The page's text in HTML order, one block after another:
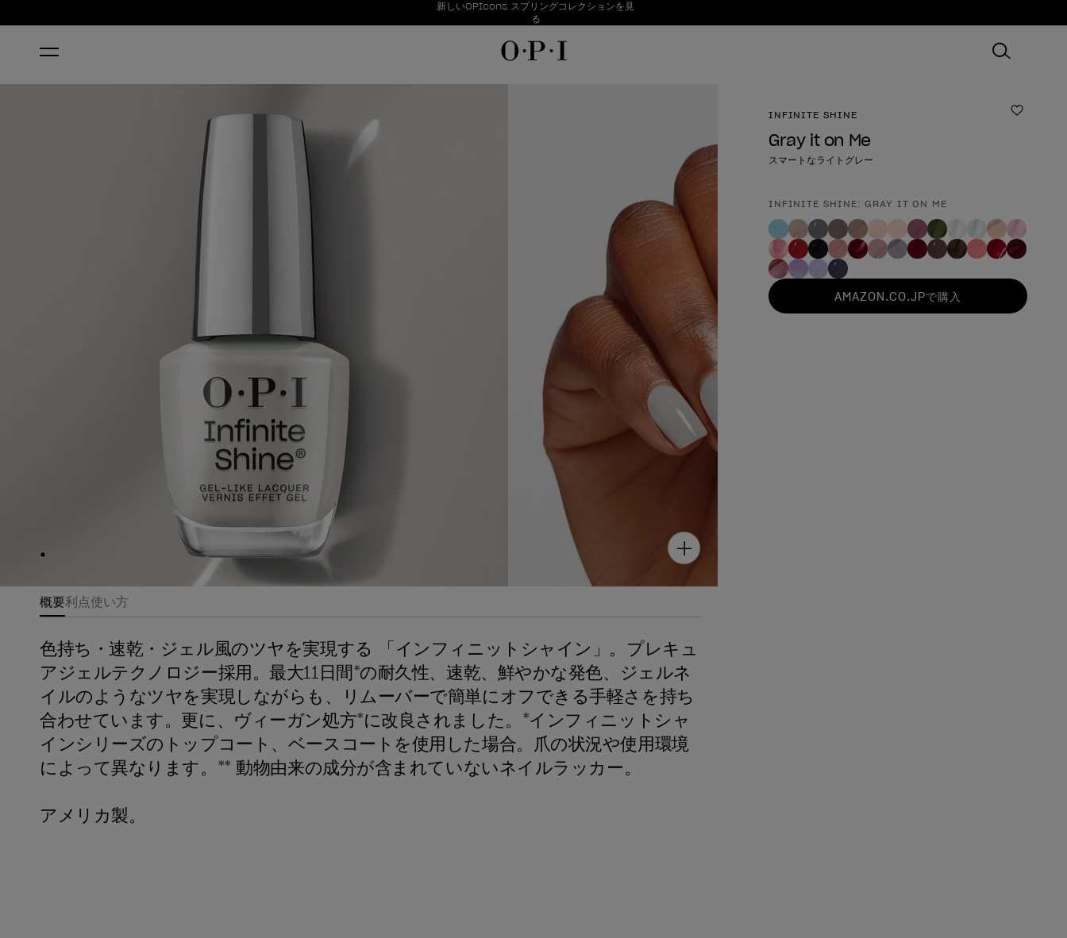
お得情報新しいOPIcons スプリングコレクションを見
る
Item 1 of 1
Skip to slide
INFINITE SHINE ほしい
Gray it on Me
スマートなライトグレー
製品形態
INFINITE SHINE: GRAY IT ON ME
AMAZON.CO.JPで購入
概要利点使い方
色持ち・速乾・ジェル風のツヤを実現する 「インフィニットシャイン」。プレキュ
アジェルテクノロジー採用。最大11日間*の耐久性、速乾、鮮やかな発色、ジェルネ
イルのようなツヤを実現しながらも、リムーバーで簡単にオフできる手軽さを持ち
合わせています。更に、ヴィーガン処方*に改良されました。*インフィニットシャ
インシリーズのトップコート、ベースコートを使用した場合。爪の状況や使用環境
によって異なります。** 動物由来の成分が含まれていないネイルラッカー。
アメリカ製。